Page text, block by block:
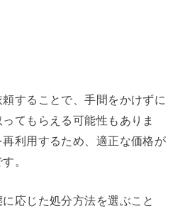
することで、手間をかけずに
てもらえる可能性もありま
利用するため、適正な価格が
。
応じた処分方法を選ぶこと